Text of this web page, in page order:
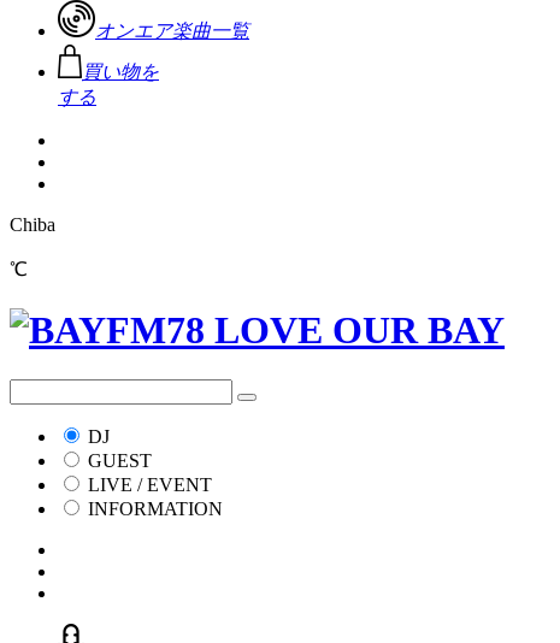
オンエア楽曲一覧
買い物を
する
Chiba
℃
DJ
GUEST
LIVE / EVENT
INFORMATION